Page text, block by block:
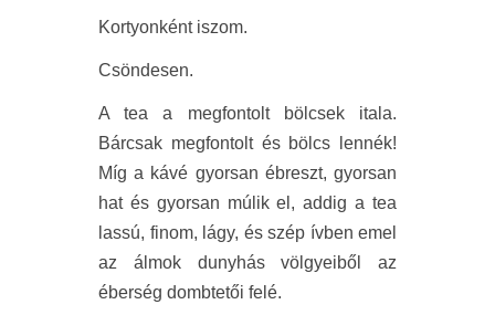
Kortyonként iszom.
Csöndesen.
A tea a megfontolt bölcsek itala.
Bárcsak megfontolt és bölcs lennék!
Míg a kávé gyorsan ébreszt, gyorsan
hat és gyorsan múlik el, addig a tea
lassú, finom, lágy, és szép ívben emel
az álmok dunyhás völgyeiből az
éberség dombtetői felé.